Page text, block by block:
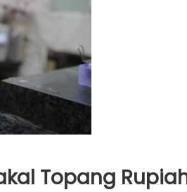
Topang